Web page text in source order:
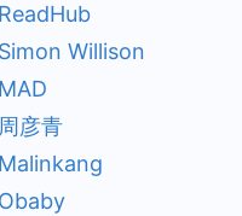
ReadHub
Simon Willison
MAD
周彦青
Malinkang
Obaby